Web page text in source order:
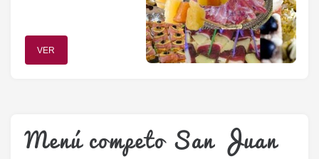
VER
Menú competo San Juan